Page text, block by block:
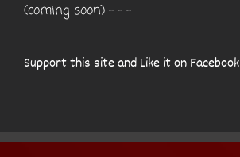
(coming soon) - - -
Support this site and Like it on Facebook